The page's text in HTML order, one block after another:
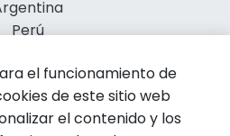
Perú
el funcionamiento de
de este sitio web
el contenido y los